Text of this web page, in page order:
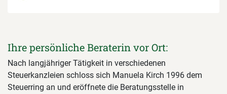
Ihre persönliche Beraterin vor Ort:
Nach langjähriger Tätigkeit in verschiedenen
Steuerkanzleien schloss sich Manuela Kirch 1996 dem
Steuerring an und eröffnete die Beratungsstelle in